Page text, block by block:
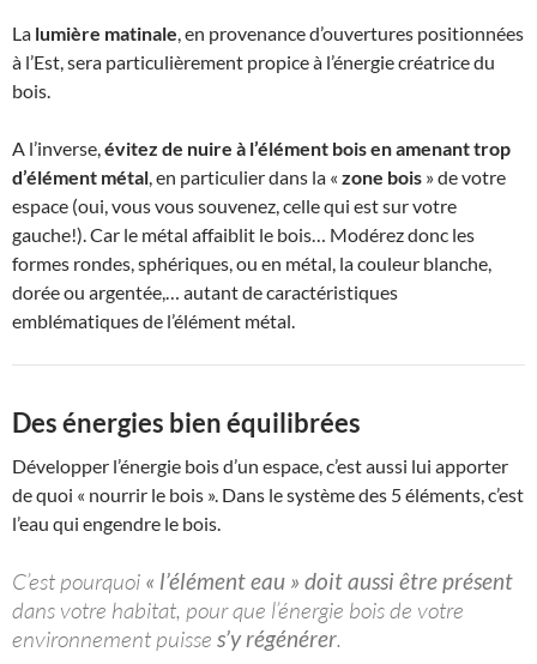
La lumière matinale, en provenance d’ouvertures positionnées
à l’Est, sera particulièrement propice à l’énergie créatrice du
bois.
A l’inverse,évitez de nuire à l’élément bois en amenant trop
d’élément métal, en particulier dans la « zone bois » de votre
espace (oui, vous vous souvenez, celle qui est sur votre
gauche!). Car le métal affaiblit le bois… Modérez donc les
formes rondes, sphériques, ou en métal, la couleur blanche,
dorée ou argentée,… autant de caractéristiques
emblématiques de l’élément métal.
Des énergies bien équilibrées
Développer l’énergie bois d’un espace, c’est aussi lui apporter
de quoi « nourrir le bois ». Dans le système des 5 éléments, c’est
l’eau qui engendre le bois.
C’est pourquoi « l’élément eau » doit aussi être présent
dans votre habitat, pour que l’énergie bois de votre
environnement puisse s’y régénérer.